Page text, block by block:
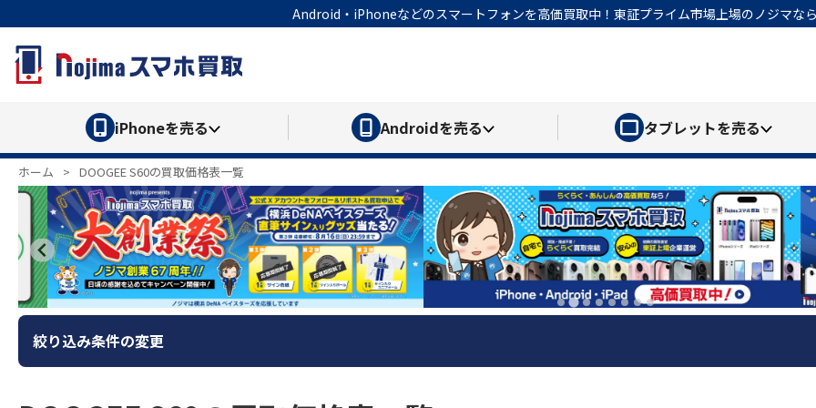
Android・iPhoneなどのスマートフォンを高価買取中！東証プライム市場上場のノジマな
iPhoneを売る Androidを売る タブレットを売る
ホーム > DOOGEE S60の買取価格表一覧
絞り込み条件の変更